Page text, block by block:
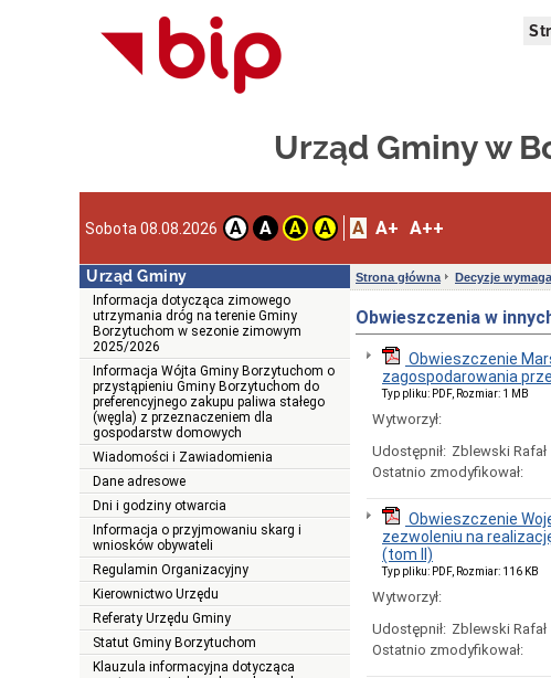
Urząd Gminy w
Sobota 08.08.2026 A A A A A A+ A++
Urząd Gminy
Informacja dotycząca zimowego
utrzymania dróg na terenie Gminy
Borzytuchom w sezonie zimowym
2025/2026
Informacja Wójta Gminy Borzytuchom o
przystąpieniu Gminy Borzytuchom do
preferencyjnego zakupu paliwa stałego
(węgla) z przeznaczeniem dla
gospodarstw domowych
Wiadomości i Zawiadomienia
Dane adresowe
Dni i godziny otwarcia
Informacja o przyjmowaniu skarg i
wniosków obywateli
Regulamin Organizacyjny
Kierownictwo Urzędu
Referaty Urzędu Gminy
Statut Gminy Borzytuchom
Klauzula informacyjna dotycząca
Strona główna Decyzje
Obwieszczenia w
Obwieszczenie
zagospodarowania
Typ pliku: PDF, Rozmiar: 1 MB
Wytworzył:
Udostępnił: Zblewski Rafał
Ostatnio zmodyfikował:
Obwieszczenie
zezwoleniu na
(tom II)
Typ pliku: PDF, Rozmiar: 116 KB
Wytworzył:
Udostępnił: Zblewski Rafał
Ostatnio zmodyfikował: